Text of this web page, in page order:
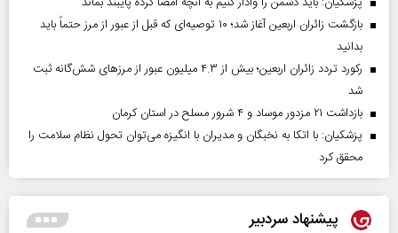
بازگشت زائران اربعین آغاز شد؛ ۱۰ توصیه‌ای که قبل از عبور از مرز حتماً باید
بدانید
رکورد تردد زائران اربعین؛ بیش از ۴.۳ میلیون عبور از مرزهای شش‌گانه ثبت
شد
بازداشت ۲۱ مزدور موساد و ۴ شرور مسلح در استان کرمان
پزشکیان: با اتکا به نخبگان و مدیران با انگیزه می‌توان تحول نظام سلامت را
محقق کرد
پیشنهاد سردبیر